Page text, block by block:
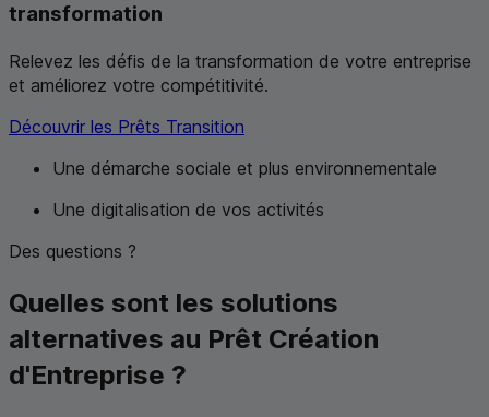
transformation
Relevez les défis de la transformation de votre entreprise
et améliorez votre compétitivité.
Découvrir les Prêts Transition
Une démarche sociale et plus environnementale
Une digitalisation de vos activités
Des questions ?
Quelles sont les solutions
alternatives au Prêt Création
d'Entreprise ?